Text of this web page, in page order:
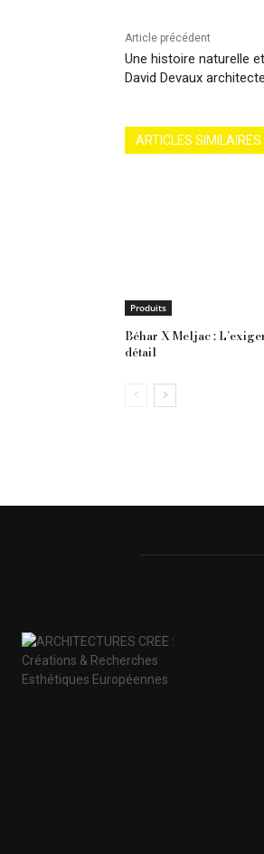
Article précédent
Une histoire naturelle
David Devaux
ARTICLES SIMILAIRES
Produits
Béhar X Meljac :
détail